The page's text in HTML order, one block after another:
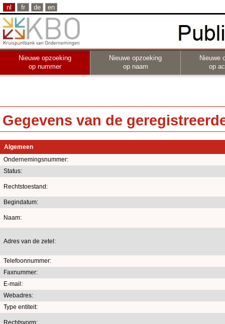
nl fr de en
Nieuwe opzoeking
op nummer
Nieuwe opzoeking
op naam
Nieuwe
op
Gegevens van de
Algemeen
Ondernemingsnummer:
Status:
Rechtstoestand:
Begindatum:
Naam:
Adres van de zetel:
Telefoonnummer:
Faxnummer:
E-mail:
Webadres:
Type entiteit:
Rechtsvorm: